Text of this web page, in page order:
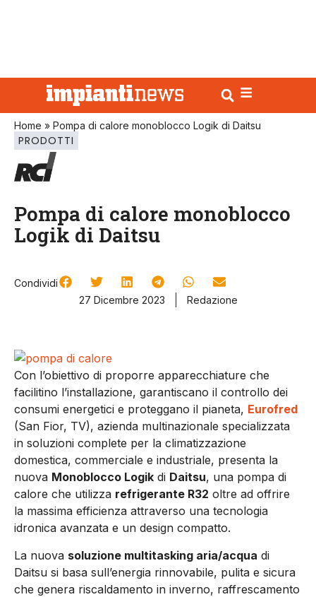
Home » Pompa di calore monoblocco Logik di Daitsu
PRODOTTI
Pompa di calore monoblocco
Logik di Daitsu
Condividi
27 Dicembre 2023
Redazione
Con l’obiettivo di proporre apparecchiature che
facilitino l’installazione, garantiscano il controllo dei
consumi energetici e proteggano il pianeta, Eurofred
(San Fior, TV), azienda multinazionale specializzata
in soluzioni complete per la climatizzazione
domestica, commerciale e industriale, presenta la
nuova Monoblocco Logik di Daitsu, una pompa di
calore che utilizza refrigerante R32 oltre ad offrire
la massima efficienza attraverso una tecnologia
idronica avanzata e un design compatto.
La nuova soluzione multitasking aria/acqua di
Daitsu si basa sull’energia rinnovabile, pulita e sicura
che genera riscaldamento in inverno, raffrescamento